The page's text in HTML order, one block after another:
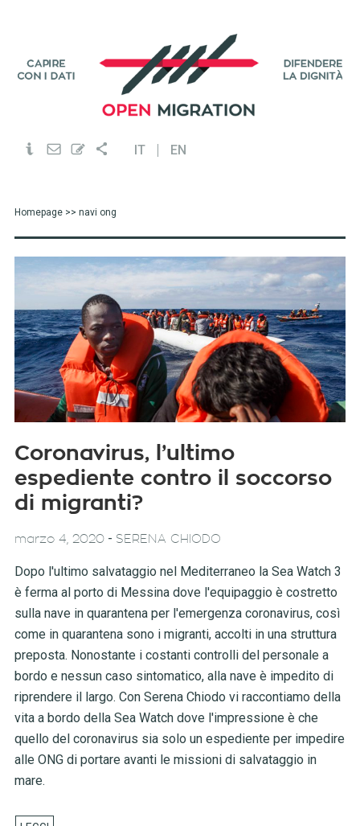
IT EN
Homepage>> navi ong
Coronavirus, l’ultimo
espediente contro il soccorso
di migranti?
marzo 4, 2020- SERENA CHIODO
Dopo l'ultimo salvataggio nel Mediterraneo la Sea Watch 3
è ferma al porto di Messina dove l'equipaggio è costretto
sulla nave in quarantena per l'emergenza coronavirus, così
come in quarantena sono i migranti, accolti in una struttura
preposta. Nonostante i costanti controlli del personale a
bordo e nessun caso sintomatico, alla nave è impedito di
riprendere il largo. Con Serena Chiodo vi raccontiamo della
vita a bordo della Sea Watch dove l'impressione è che
quello del coronavirus sia solo un espediente per impedire
alle ONG di portare avanti le missioni di salvataggio in
mare.